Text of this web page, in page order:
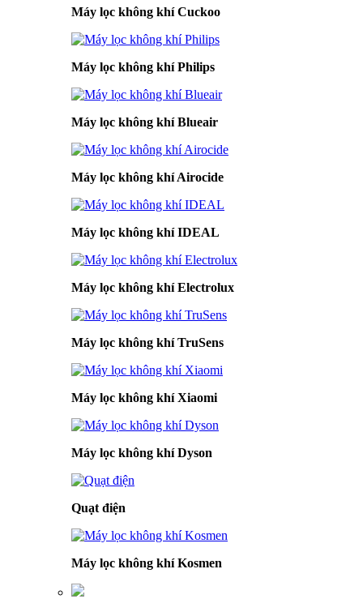
Máy lọc không khí Cuckoo
Máy lọc không khí Philips
Máy lọc không khí Blueair
Máy lọc không khí Airocide
Máy lọc không khí IDEAL
Máy lọc không khí Electrolux
Máy lọc không khí TruSens
Máy lọc không khí Xiaomi
Máy lọc không khí Dyson
Quạt điện
Máy lọc không khí Kosmen